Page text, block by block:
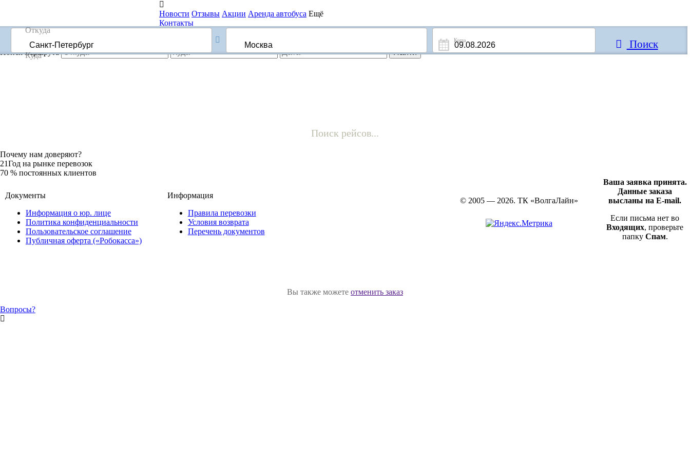

Новости Отзывы Акции Аренда автобуса Ещё
Контакты
60-05-60
Перезвоните мне
Поиск маршрута
Поиск
Поиск рейсов...
Почему нам доверяют?
21Год на рынке перевозок
70 % постоянных клиентов
Документы
Информация о юр. лице
Политика конфиденциальности
Пользовательское соглашение
Публичная оферта («Робокасса»)
Информация
Правила перевозки
Условия возврата
Перечень документов
© 2005 — 2026. ТК «ВолгаЛайн»
Ваша заявка принята.
Данные заказа
высланы на E-mail.
Если письма нет во
Входящих, проверьте
папку Спам.
Вы также можете отменить заказ
Вопросы?